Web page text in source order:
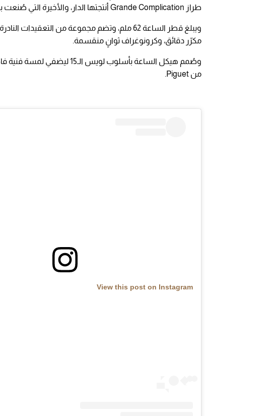
طراز Grande Complication أنتجتها الدار، والأخيرة التي صُنعت بهذا المعدن المميز.
ويبلغ قطر الساعة 62 ملم، وتضم مجموعة من
مكرّر دقائق، وكرونوغراف ثوانٍ منقسمة.
وصُمم هيكل الساعة بأسلوب لويس
من Piguet.
View this post on Instagram